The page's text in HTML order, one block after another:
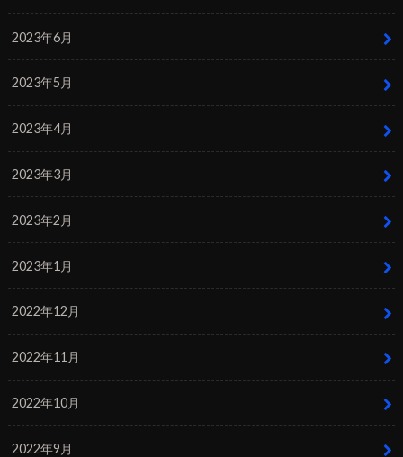
2023年6月
2023年5月
2023年4月
2023年3月
2023年2月
2023年1月
2022年12月
2022年11月
2022年10月
2022年9月